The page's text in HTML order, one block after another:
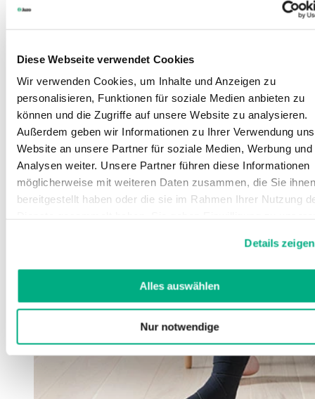
Diese Webseite verwendet Cookies
Wir verwenden Cookies, um Inhalte und Anzeigen zu
personalisieren, Funktionen für soziale Medien anbieten zu
können und die Zugriffe auf unsere Website zu analysieren.
Außerdem geben wir Informationen zu Ihrer Verwendung
Website an unsere Partner für soziale Medien, Werbung und
Analysen weiter. Unsere Partner führen diese Informationen
möglicherweise mit weiteren Daten zusammen, die Sie ihnen
bereitgestellt haben oder die sie im Rahmen Ihrer Nutzung
unsererDatenschutzerklärungundImpressum.
Details zeigen
Alles auswählen
Nur notwendige